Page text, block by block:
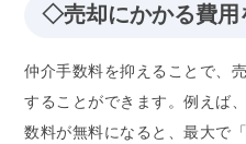
◇売却にかかる費用
仲介手数料を抑えることで、
することができます。例えば
数料が無料になると、最大で